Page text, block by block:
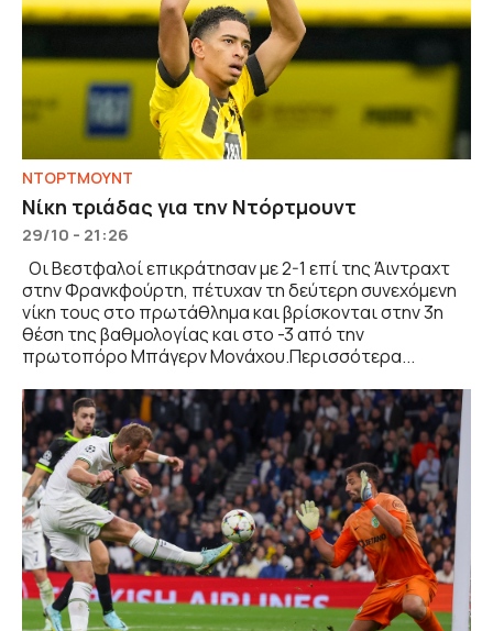
ΝΤΟΡΤΜΟΥΝΤ
Νίκη τριάδας για την Ντόρτμουντ
29/10 - 21:26
Οι Βεστφαλοί επικράτησαν με 2-1 επί της Άιντραχτ
στην Φρανκφούρτη, πέτυχαν τη δεύτερη συνεχόμενη
νίκη τους στο πρωτάθλημα και βρίσκονται στην 3η
θέση της βαθμολογίας και στο -3 από την
πρωτοπόρο Μπάγερν Μονάχου.Περισσότερα...